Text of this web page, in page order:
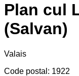
Plan cul
(Salvan)
Valais
Code postal : 1922